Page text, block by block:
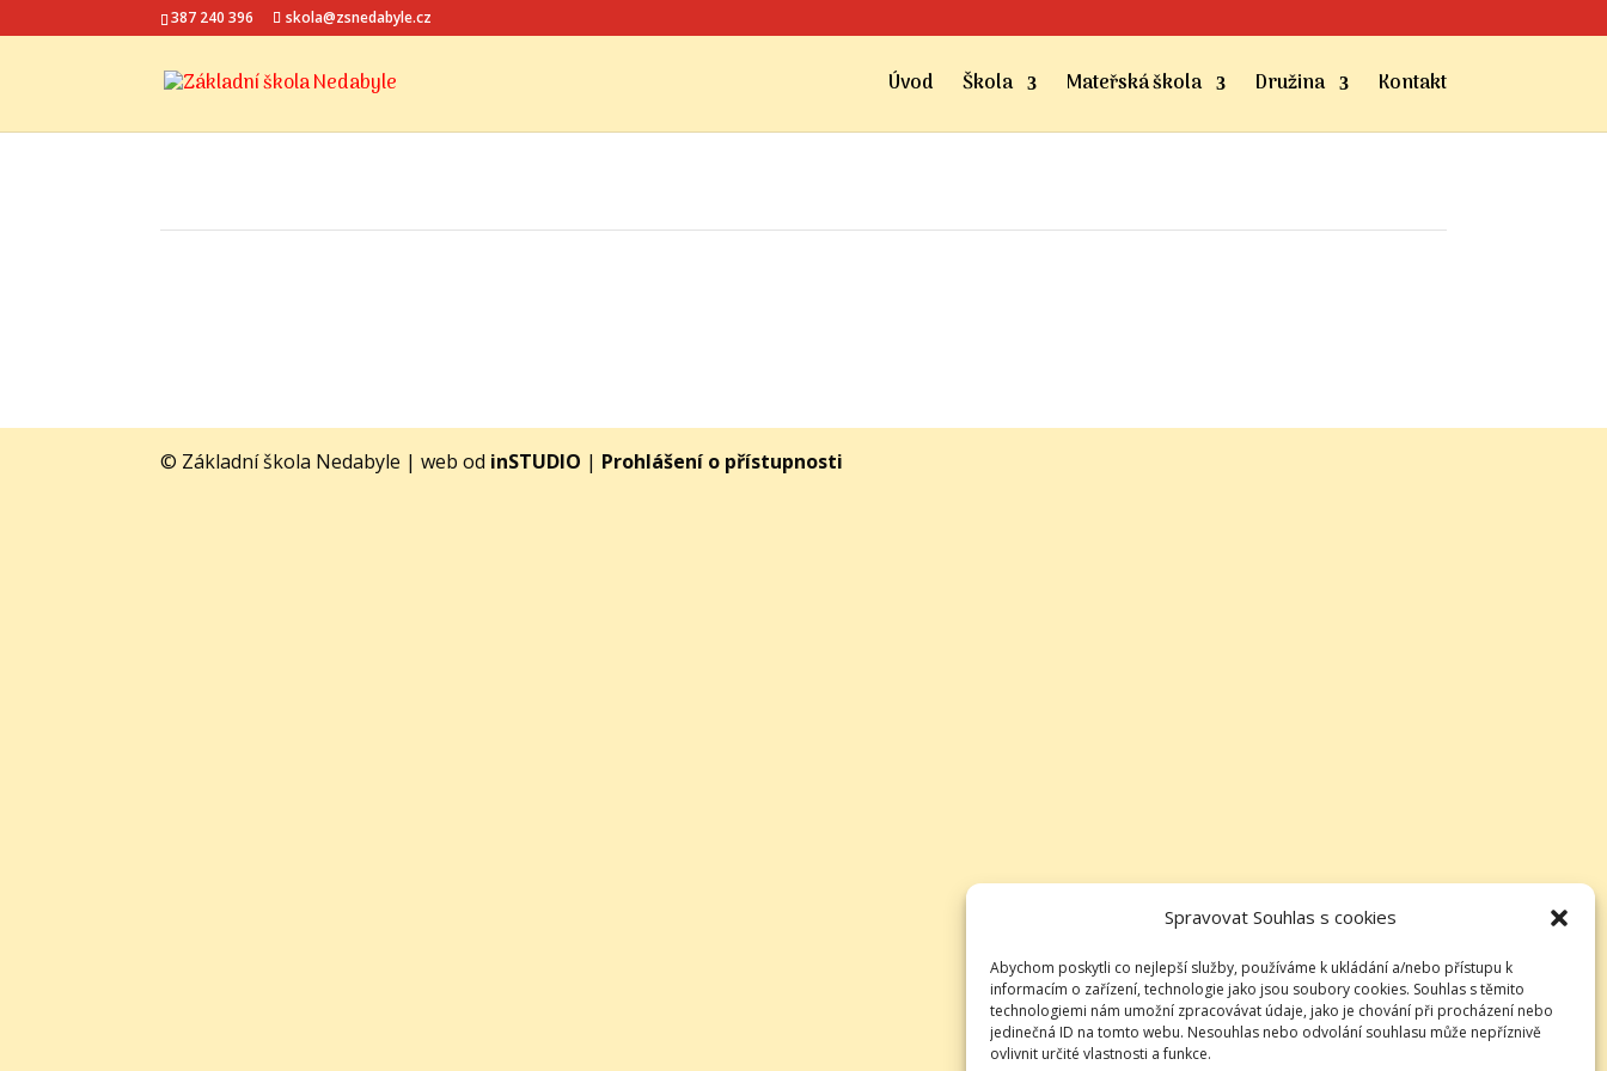
Spravovat Souhlas s cookies
Abychom poskytli co nejlepší služby, používáme k ukládání a/nebo přístupu k
informacím o zařízení, technologie jako jsou soubory cookies. Souhlas s těmito
technologiemi nám umožní zpracovávat údaje, jako je chování při procházení nebo
jedinečná ID na tomto webu. Nesouhlas nebo odvolání souhlasu může nepříznivě
ovlivnit určité vlastnosti a funkce.
387 240 396 skola@zsnedabyle.cz
Úvod Škola Mateřská škola Družina Kontakt
© Základní škola Nedabyle | web od inSTUDIO | Prohlášení o přístupnosti